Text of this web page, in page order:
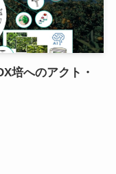
培へのアクト・